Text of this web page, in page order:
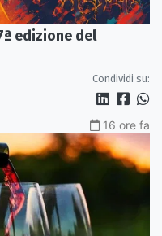
edizione del
Condividi su:
16 ore fa